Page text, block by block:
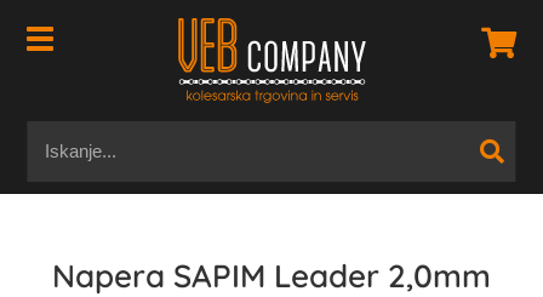
Napera SAPIM Leader 2,0mm